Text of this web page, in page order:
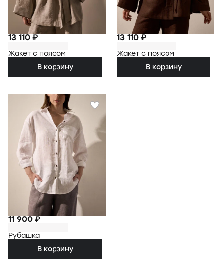
13 110 ₽
Жакет с поясом
В корзину
13 110 ₽
Жакет с поясом
В корзину
11 900 ₽
Рубашка
В корзину